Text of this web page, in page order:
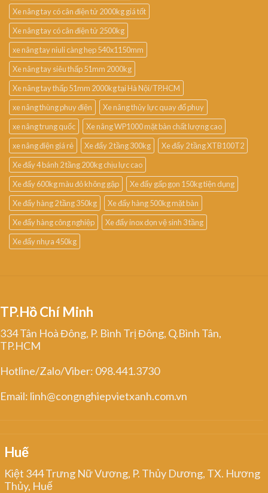
Xe nâng tay có cân điện tử 2000kg giá tốt
Xe nâng tay có cân điện tử 2500kg
xe nâng tay niuli càng hẹp 540x1150mm
Xe nâng tay siêu thấp 51mm 2000kg
Xe nâng tay thấp 51mm 2000kg tại Hà Nội/TP.HCM
xe nâng thùng phuy điện
Xe nâng thủy lực quay đổ phuy
xe nâng trung quốc
Xe nâng WP1000 mặt bàn chất lượng cao
xe nâng điện giá rẻ
Xe đẩy 2 tầng 300kg
Xe đẩy 2 tầng XTB100T2
Xe đẩy 4 bánh 2 tầng 200kg chịu lực cao
Xe đẩy 600kg màu đỏ không gập
Xe đẩy gấp gọn 150kg tiện dụng
Xe đẩy hàng 2 tầng 350kg
Xe đẩy hàng 500kg mặt bàn
Xe đẩy hàng công nghiệp
Xe đẩy inox dọn vệ sinh 3 tầng
Xe đẩy nhựa 450kg
TP.Hồ Chí Minh
334 Tân Hoà Đông, P. Bình Trị Đông, Q.Bình Tân,
TP.HCM
Hotline/Zalo/Viber: 098.441.3730
Email: linh@congnghiepvietxanh.com.vn
Huế
Kiệt 344 Trưng Nữ Vương, P. Thủy Dương, TX. Hương
Thủy, Huế